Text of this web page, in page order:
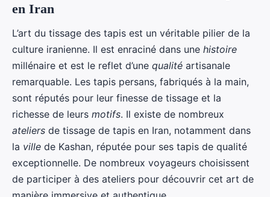
en Iran
L’art du tissage des tapis est un véritable pilier de la
culture iranienne. Il est enraciné dans une histoire
millénaire et est le reflet d’une qualité artisanale
remarquable. Les tapis persans, fabriqués à la main,
sont réputés pour leur finesse de tissage et la
richesse de leurs motifs. Il existe de nombreux
ateliers de tissage de tapis en Iran, notamment dans
la ville de Kashan, réputée pour ses tapis de qualité
exceptionnelle. De nombreux voyageurs choisissent
de participer à des ateliers pour découvrir cet art de